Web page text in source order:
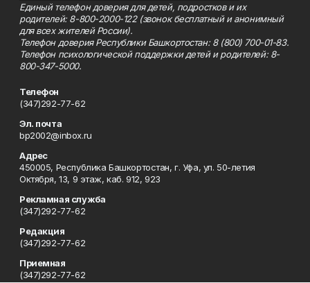
Единый телефон доверия для детей, подростков и их
родителей: 8-800-2000-122 (звонок бесплатный и анонимный
для всех жителей России).
Телефон доверия Республики Башкортостан: 8 (800) 700-01-83.
Телефон психологической поддержки детей и родителей: 8-
800-347-5000.
Телефон
(347)292-77-62
Эл. почта
bp2002@inbox.ru
Адрес
450005, Республика Башкортостан, г. Уфа, ул. 50-летия
Октября, 13, 9 этаж, каб. 912, 923
Рекламная служба
(347)292-77-62
Редакция
(347)292-77-62
Приемная
(347)292-77-62